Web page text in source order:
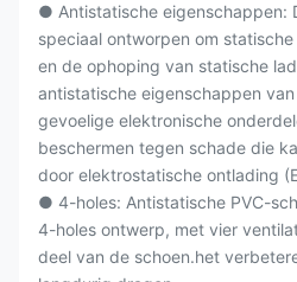
● Antistatische eigenschappen:
speciaal ontworpen om
en de ophoping van statische
antistatische eigenschappen
gevoelige elektronische
beschermen tegen schade die
door elektrostatische ontlading
● 4-holes: Antistatische PVC-
4-holes ontwerp, met vier
deel van de schoen.het